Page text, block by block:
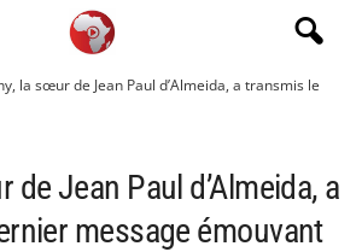
la sœur de Jean Paul d’Almeida, a transmis le
de Jean Paul d’Almeida, a
message émouvant